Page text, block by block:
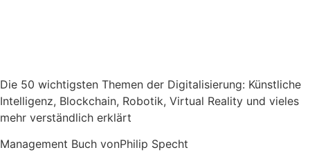
Die 50 wichtigsten Themen der Digitalisierung: Künstliche
Intelligenz, Blockchain, Robotik, Virtual Reality und vieles
mehr verständlich erklärt
Management Buch vonPhilip Specht